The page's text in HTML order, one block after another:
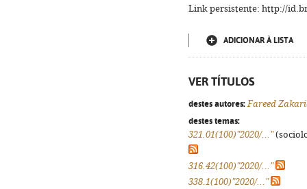
Link persistente: http://
ADICIONAR À LISTA
VER TÍTULOS
destes autores: Fareed
destes temas:
321.01(100)"2020/..."
316.42(100)"2020/..."
338.1(100)"2020/..."